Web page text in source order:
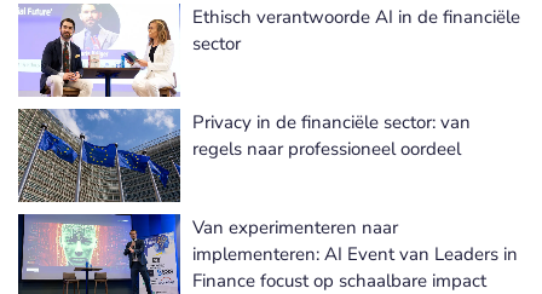
Ethisch verantwoorde AI in de financiële
sector
Privacy in de financiële sector: van
regels naar professioneel oordeel
Van experimenteren naar
implementeren: AI Event van Leaders in
Finance focust op schaalbare impact